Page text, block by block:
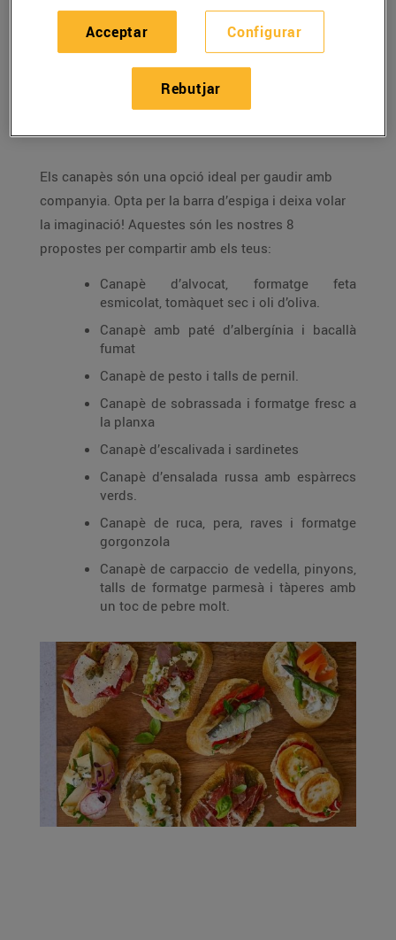
RECEPTES
Aperitius per compartir
Els canapès són una opció ideal per gaudir amb
companyia. Opta per la barra d’espiga i deixa volar
la imaginació! Aquestes són les nostres 8
propostes per compartir amb els teus:
Canapè d’alvocat, formatge feta
esmicolat, tomàquet sec i oli d’oliva.
Canapè amb paté d’albergínia i bacallà
fumat
Canapè de pesto i talls de pernil.
Canapè de sobrassada i formatge fresc a
la planxa
Canapè d’escalivada i sardinetes
Canapè d’ensalada russa amb espàrrecs
verds.
Canapè de ruca, pera, raves i formatge
gorgonzola
Canapè de carpaccio de vedella, pinyons,
talls de formatge parmesà i tàperes amb
un toc de pebre molt.
Configurar
Rebutjar
Acceptar